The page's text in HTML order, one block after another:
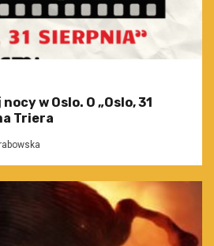
w Oslo. O „Oslo, 31
Triera